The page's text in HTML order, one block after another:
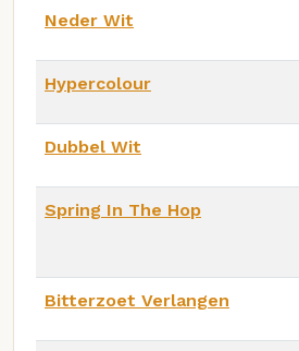
Neder Wit
Hypercolour
Dubbel Wit
Spring In The Hop
Bitterzoet Verlangen